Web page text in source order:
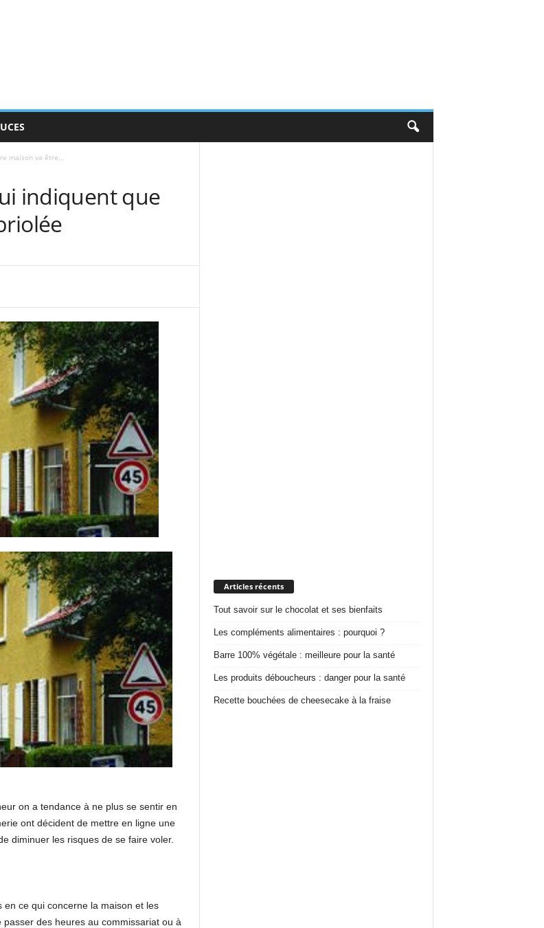
maison va être...
indiquent que
on a tendance à ne plus se sentir en
ont décident de mettre en ligne une
diminuer les risques de se faire voler.
ce qui concerne la maison et les
des heures au commissariat ou à
Articles récents
Tout savoir sur le chocolat et ses bienfaits
Les compléments alimentaires : pourquoi ?
Barre 100% végétale : meilleure pour la santé
Les produits déboucheurs : danger pour la santé
Recette bouchées de cheesecake à la fraise